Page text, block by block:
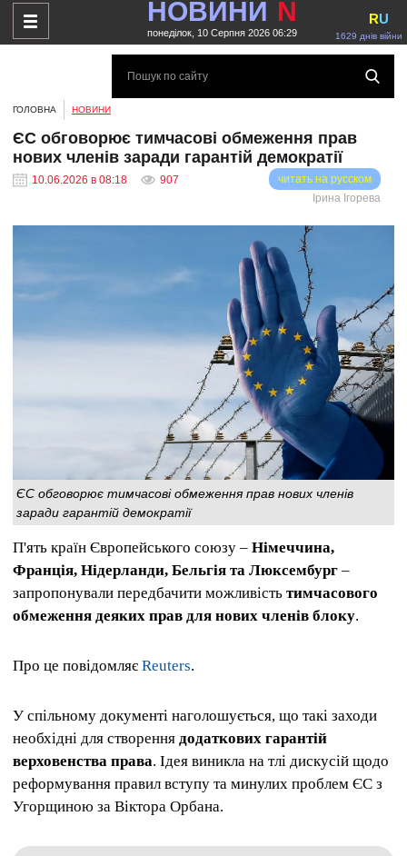
НОВИНИ N
понеділок, 10 Серпня 2026 06:29 1629 днів війни
RU
ГОЛОВНА НОВИНИ
ЄС обговорює тимчасові обмеження прав
нових членів заради гарантій демократії
10.06.2026 в 08:18 907
читать на русском
Ірина Ігорева
ЄС обговорює тимчасові обмеження прав нових членів
заради гарантій демократії
П'ять країн Європейського союзу – Німеччина,
Франція, Нідерланди, Бельгія та Люксембург –
запропонували передбачити можливість тимчасового
обмеження деяких прав для нових членів блоку.
Про це повідомляє Reuters.
У спільному документі наголошується, що такі заходи
необхідні для створення додаткових гарантій
верховенства права. Ідея виникла на тлі дискусій щодо
реформування правил вступу та минулих проблем ЄС з
Угорщиною за Віктора Орбана.